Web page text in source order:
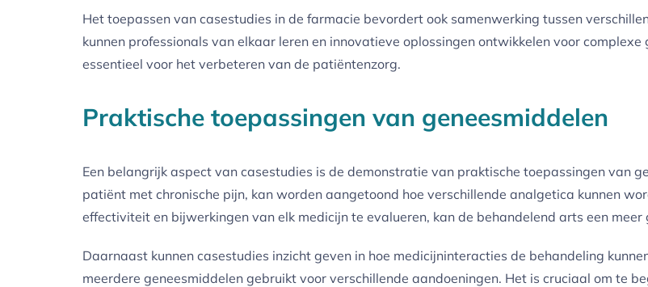
Het toepassen van casestudies in de farmacie bevordert ook samenwerking tussen
kunnen professionals van elkaar leren en innovatieve oplossingen ontwikkelen voor
essentieel voor het verbeteren van de patiëntenzorg.
Praktische toepassingen van geneesmiddelen
Een belangrijk aspect van casestudies is de demonstratie van praktische toepassingen van
patiënt met chronische pijn, kan worden aangetoond hoe verschillende analgetica kunnen
effectiviteit en bijwerkingen van elk medicijn te evalueren, kan de behandelend arts een
Daarnaast kunnen casestudies inzicht geven in hoe medicijninteracties de behandeling
meerdere geneesmiddelen gebruikt voor verschillende aandoeningen. Het is cruciaal om te